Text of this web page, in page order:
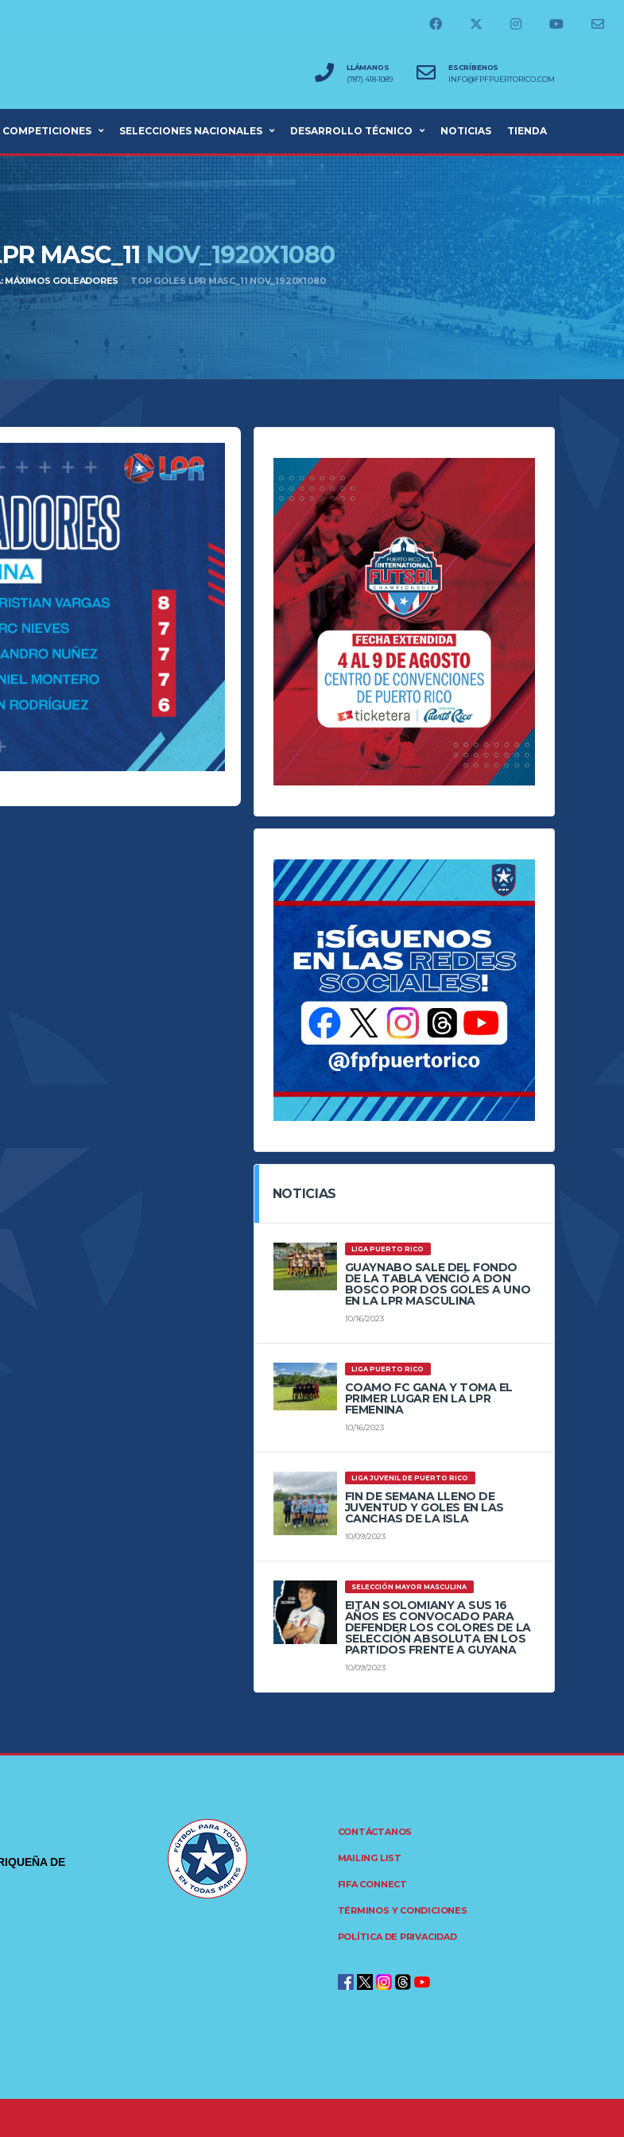
LLÁMANOS
(787) 418-1089
ESCRÍBENOS
INFO@FPFPUERTORICO.COM
COMPETICIONES SELECCIONES NACIONALES DESARROLLO TÉCNICO NOTICIAS TIENDA
MASC_11NOV_1920X1080
MÁXIMOS GOLEADORES TOP GOLES LPR MASC_11 NOV_1920X1080
NOTICIAS
LIGA PUERTO RICO
GUAYNABO SALE DEL FONDO
DE LA TABLA VENCIÓ A DON
BOSCO POR DOS GOLES A UNO
EN LA LPR MASCULINA
10/16/2023
LIGA PUERTO RICO
COAMO FC GANA Y TOMA EL
PRIMER LUGAR EN LA LPR
FEMENINA
10/16/2023
LIGA JUVENIL DE PUERTO RICO
FIN DE SEMANA LLENO DE
JUVENTUD Y GOLES EN LAS
CANCHAS DE LA ISLA
10/09/2023
SELECCIÓN MAYOR MASCULINA
EITAN SOLOMIANY A SUS 16
AÑOS ES CONVOCADO PARA
DEFENDER LOS COLORES DE LA
SELECCIÓN ABSOLUTA EN LOS
PARTIDOS FRENTE A GUYANA
10/09/2023
DE
CONTÁCTANOS
MAILING LIST
FIFA CONNECT
TÉRMINOS Y CONDICIONES
POLÍTICA DE PRIVACIDAD